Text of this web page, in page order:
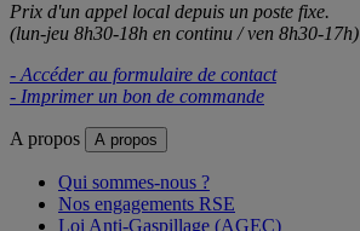
Prix d'un appel local depuis un poste fixe.
(lun-jeu 8h30-18h en continu / ven 8h30-17h)
- Accéder au formulaire de contact
- Imprimer un bon de commande
A propos A propos
Qui sommes-nous ?
Nos engagements RSE
Loi Anti-Gaspillage (AGEC)